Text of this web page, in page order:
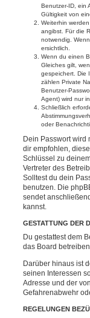
Benutzer-ID, ein
Gültigkeit von
Weiterhin
angibst. Für die
notwendig.
ersichtlich.
Wenn du einen
Gleiches gilt,
gespeichert. Die
zählen Private
Benutzer-
Agent) wird nur
Schließlich
oder
Dein Passwort wird
dir empfohlen,
Schlüssel zu
Vertreter des
Solltest du dein
benutzen. Die
sendet
kannst.
GESTATTUNG DER
Du gestattest dem
das Board
Darüber hinaus ist
seinen Interessen
Adresse und der
Gefahrenabwehr
REGELUNGEN